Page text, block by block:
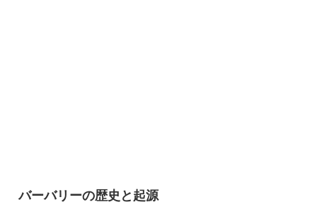
バーバリーの歴史と起源